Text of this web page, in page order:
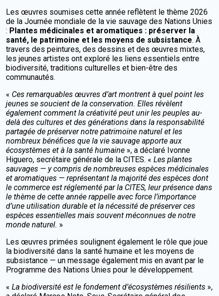
Les œuvres soumises cette année reflètent le thème 2026
de la Journée mondiale de la vie sauvage des Nations Unies
: Plantes médicinales et aromatiques : préserver la
santé, le patrimoine et les moyens de subsistance. À
travers des peintures, des dessins et des œuvres mixtes,
les jeunes artistes ont exploré les liens essentiels entre
biodiversité, traditions culturelles et bien-être des
communautés.
« Ces remarquables œuvres d’art montrent à quel point les
jeunes se soucient de la conservation. Elles révèlent
également comment la créativité peut unir les peuples au-
delà des cultures et des générations dans la responsabilité
partagée de préserver notre patrimoine naturel et les
nombreux bénéfices que la vie sauvage apporte aux
écosystèmes et à la santé humaine », a déclaré Ivonne
Higuero, secrétaire générale de la CITES. « Les plantes
sauvages — y compris de nombreuses espèces médicinales
et aromatiques — représentant la majorité des espèces dont
le commerce est réglementé par la CITES, leur présence dans
le thème de cette année rappelle avec force l’importance
d’une utilisation durable et la nécessité de préserver ces
espèces essentielles mais souvent méconnues de notre
monde naturel. »
Les œuvres primées soulignent également le rôle que joue
la biodiversité dans la santé humaine et les moyens de
subsistance — un message également mis en avant par le
Programme des Nations Unies pour le développement.
« La biodiversité est le fondement d’écosystèmes résilients »,